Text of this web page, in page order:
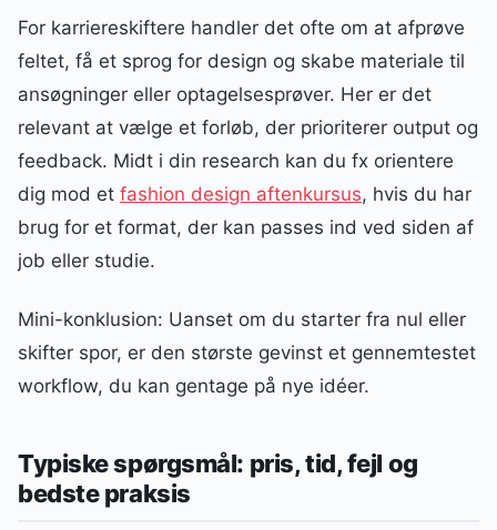
For karriereskiftere handler det ofte om at afprøve
feltet, få et sprog for design og skabe materiale til
ansøgninger eller optagelsesprøver. Her er det
relevant at vælge et forløb, der prioriterer output og
feedback. Midt i din research kan du fx orientere
dig mod et fashion design aftenkursus, hvis du har
brug for et format, der kan passes ind ved siden af
job eller studie.
Mini-konklusion: Uanset om du starter fra nul eller
skifter spor, er den største gevinst et gennemtestet
workflow, du kan gentage på nye idéer.
Typiske spørgsmål: pris, tid, fejl og
bedste praksis